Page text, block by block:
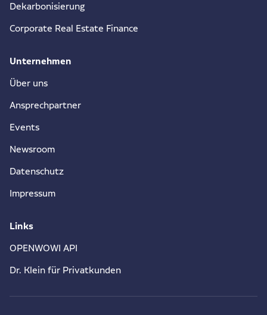
Dekarbonisierung
Corporate Real Estate Finance
Unternehmen
Über uns
Ansprechpartner
Events
Newsroom
Datenschutz
Impressum
Links
OPENWOWI API
Dr. Klein für Privatkunden